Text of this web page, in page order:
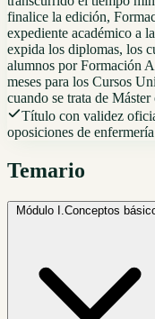
finalice la edición,
expediente académico a la
expida los diplomas, los
alumnos por Formación
meses para los Cursos
cuando se trata de
Título con validez
oposiciones de
Temario
Módulo I.